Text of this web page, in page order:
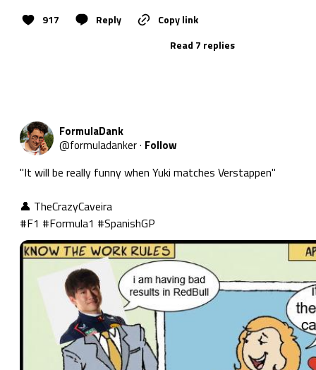
917 Reply
Copy link
Read 7 replies
FormulaDank
@formuladanker· Follow
"It will be really funny when Yuki matches Verstappen"
#F1 #Formula1 #SpanishGP